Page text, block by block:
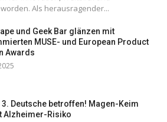
Als herausragender...
und Geek Bar glänzen mit
MUSE- und European Product
Awards
Deutsche betroffen! Magen-Keim
Alzheimer-Risiko